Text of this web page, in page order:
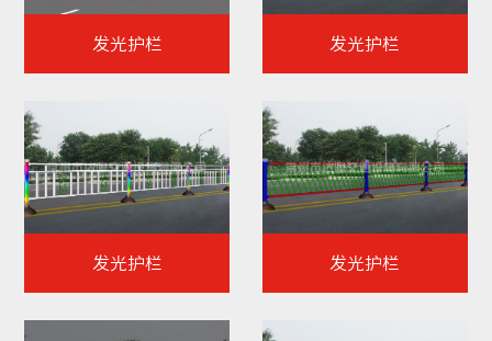
发光护栏 发光护栏
发光护栏 发光护栏